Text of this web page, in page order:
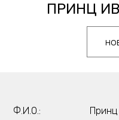
ПРИНЦ
Ф.И.О.: